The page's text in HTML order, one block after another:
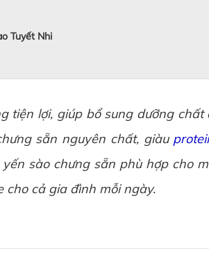
Tuyết Nhi
tiện lợi, giúp bổ sung dưỡng
sẵn nguyên chất, giàu
sào chưng sẵn phù hợp cho
cho cả gia đình mỗi ngày.